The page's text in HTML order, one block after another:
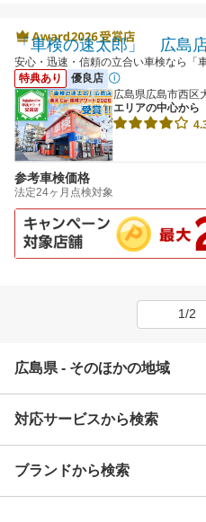
「車検の速太郎」 広島
安心・迅速・信頼の立合い車検なら「
特典あり
優良店
広島県広島市西区
エリアの中心から
参考車検価格
法定24ヶ月点検対象
1/2
広島県 - そのほかの地域
安芸郡
江田島市
対応サービスから検索
Award 受賞店
ブランドから検索